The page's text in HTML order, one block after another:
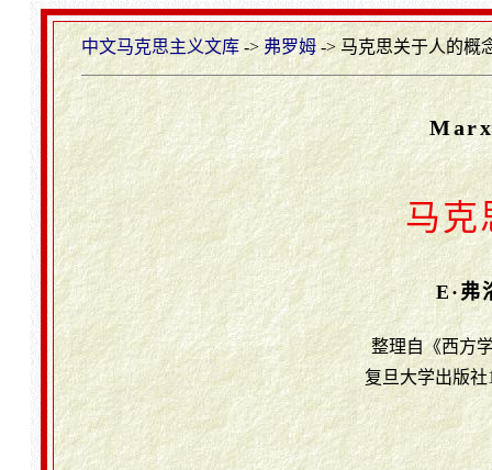
中文马克思主义文库-> 弗罗姆-> 马克思关于人的概
马克
E·弗
整理自《西方
复旦大学出版